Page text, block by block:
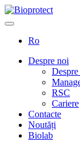
Ro
Despre noi
RSC
Cariere
Contacte
Noutăți
Biolab